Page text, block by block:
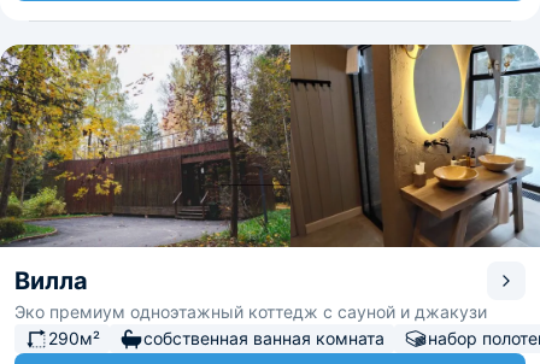
Вилла
Эко премиум одноэтажный коттедж с сауной и джакузи
290м²
собственная ванная комната набор